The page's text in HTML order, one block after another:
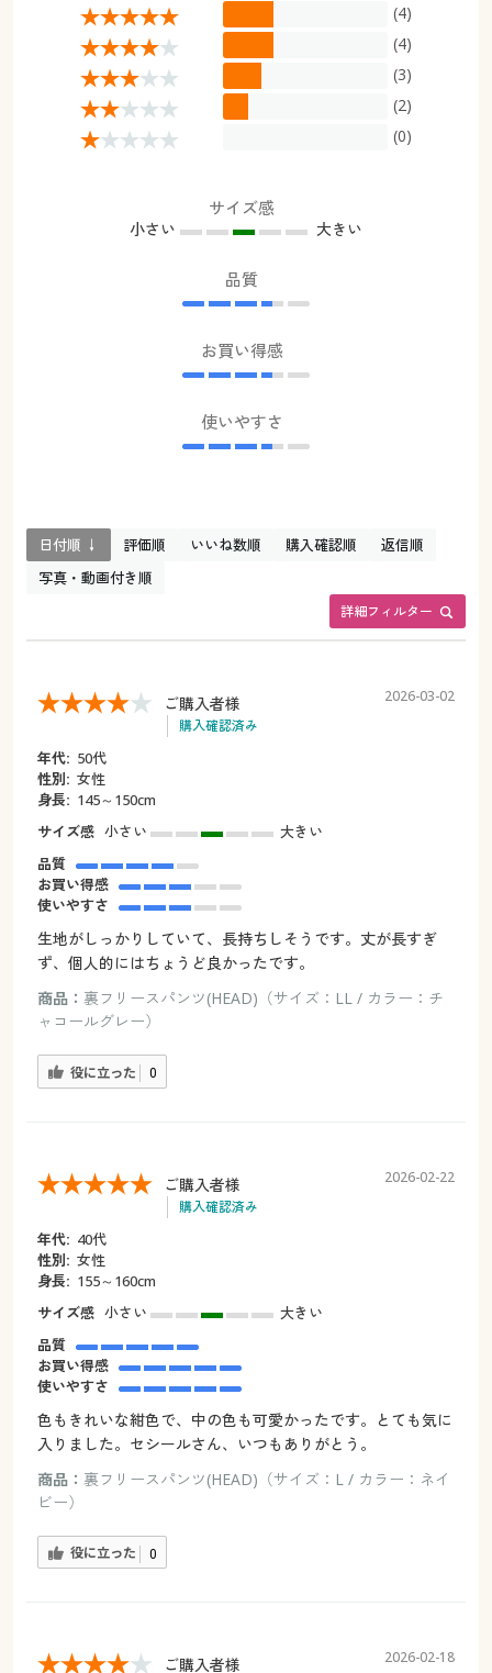
ご利用ガイド
よくある質問とお問い合わせ
よくある質問とお問い合わせ
(4)
(4)
(3)
(2)
(0)
サイズ感
小さい 大きい
品質
お買い得感
使いやすさ
詳細フィルター
日付順 ↓ 評価順 いいね数順 購入確認順
返信順
写真・動画付き順
ご購入者様
購入確認済み
2026-03-02
年代: 50代
性別: 女性
身長: 145～150cm
サイズ感 小さい
大きい
品質
お買い得感
使いやすさ
生地がしっかりしていて、長持ちしそうです。丈が長すぎ
ず、個人的にはちょうど良かったです。
商品： 裏フリースパンツ(HEAD)（サイズ：LL / カラー：チ
ャコールグレー）
役に立った 0
ご購入者様
購入確認済み
2026-02-22
年代: 40代
性別: 女性
身長: 155～160cm
サイズ感 小さい
大きい
品質
お買い得感
使いやすさ
色もきれいな紺色で、中の色も可愛かったです。とても気に
入りました。セシールさん、いつもありがとう。
商品： 裏フリースパンツ(HEAD)（サイズ：L / カラー：ネイ
ビー）
役に立った 0
ご購入者様 2026-02-18